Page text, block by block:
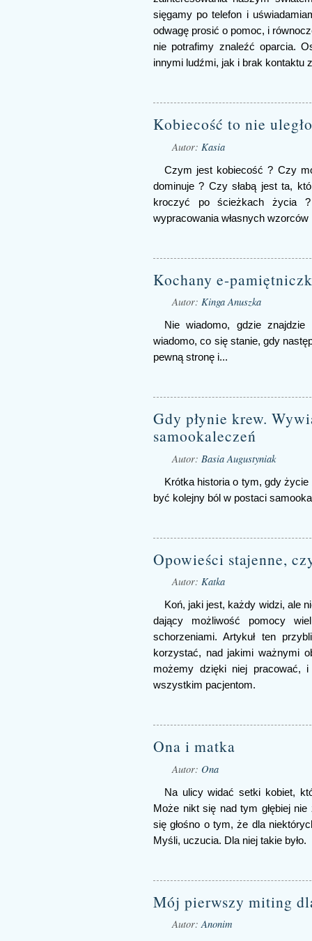
sięgamy po telefon i
odwagę prosić o pomoc, i
nie potrafimy znaleźć oparcia.
innymi ludźmi, jak i brak kontaktu
Kobiecość to nie
Autor: Kasia
Czym jest kobiecość ? Czy
dominuje ? Czy słabą jest ta,
kroczyć po ścieżkach życia
wypracowania własnych
Kochany e-
Autor: Kinga Anuszka
Nie wiadomo, gdzie
wiadomo, co się stanie, gdy
pewną stronę i...
Gdy płynie krew.
samookaleczeń
Autor: Basia Augustyniak
Krótka historia o tym, gdy
być kolejny ból w postaci
Opowieści stajenne,
Autor: Katka
Koń, jaki jest, każdy widzi, ale
dający możliwość pomocy
schorzeniami. Artykuł ten
korzystać, nad jakimi ważnymi
możemy dzięki niej pracować,
wszystkim pacjentom.
Ona i matka
Autor: Ona
Na ulicy widać setki kobiet,
Może nikt się nad tym głębiej
się głośno o tym, że dla
Myśli, uczucia. Dla niej takie było.
Mój pierwszy miting
Autor:Anonim